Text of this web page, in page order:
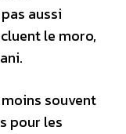
aussi
le moro,
moins souvent
pour les